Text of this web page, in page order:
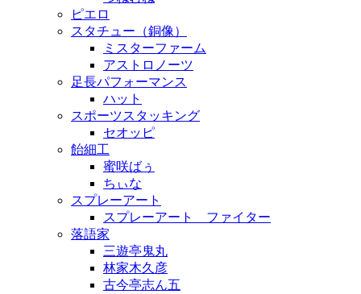
ピエロ
スタチュー（銅像）
ミスターファーム
アストロノーツ
足長パフォーマンス
ハット
スポーツスタッキング
セオッピ
飴細工
蜜咲ばぅ
ちぃな
スプレーアート
スプレーアート ファイター
落語家
三遊亭鬼丸
林家木久彦
古今亭志ん五